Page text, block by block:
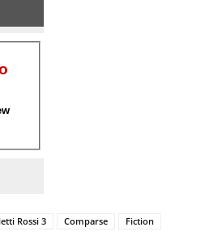
Rossi 3 Comparse
Fiction